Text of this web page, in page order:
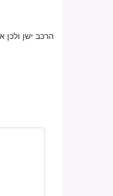
הרכב ישן ולכן